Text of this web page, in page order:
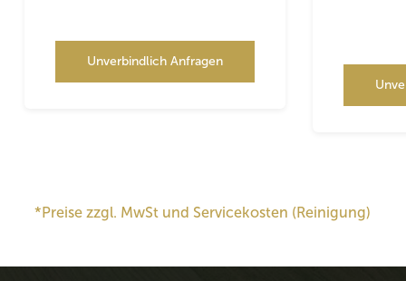
Unverbindlich Anfragen
*Preise zzgl. MwSt und Servicekosten (Reinigung)